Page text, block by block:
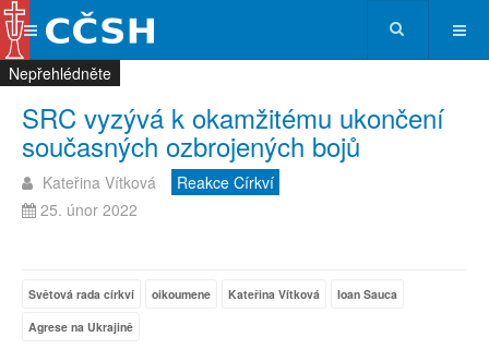
SRC vyzývá k okamžitému ukončení
současných ozbrojených bojů
Kateřina Vítková
Reakce Církví
25. únor 2022
Světová rada církví oikoumene Kateřina Vítková
Ioan Sauca
Agrese na Ukrajině
Nepřehlédněte
Nepřehlédněte
Nepřehlédněte
Nepřehlédněte